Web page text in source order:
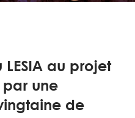
au projet
par une
de